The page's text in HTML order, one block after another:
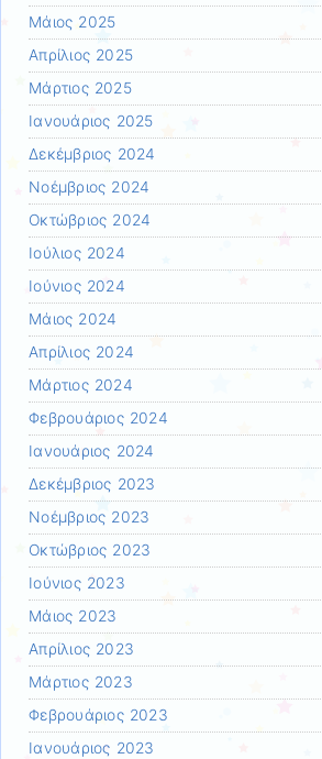
Μάιος 2025
Απρίλιος 2025
Μάρτιος 2025
Ιανουάριος 2025
Δεκέμβριος 2024
Νοέμβριος 2024
Οκτώβριος 2024
Ιούλιος 2024
Ιούνιος 2024
Μάιος 2024
Απρίλιος 2024
Μάρτιος 2024
Φεβρουάριος 2024
Ιανουάριος 2024
Δεκέμβριος 2023
Νοέμβριος 2023
Οκτώβριος 2023
Ιούνιος 2023
Μάιος 2023
Απρίλιος 2023
Μάρτιος 2023
Φεβρουάριος 2023
Ιανουάριος 2023